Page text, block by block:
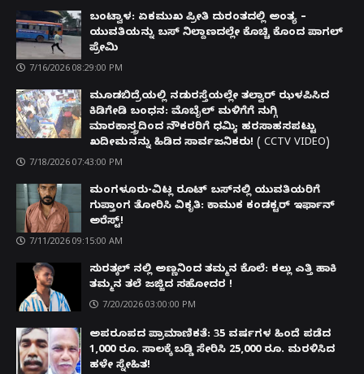
ಬಂಟ್ವಾಳ: ಏಕಮುಖ ಪ್ರೀತಿ ದುರಂತದಲ್ಲಿ ಅಂತ್ಯ –
ಯುವತಿಯನ್ನು ಬಸ್ ನಿಲ್ದಾಣದಲ್ಲೇ ಕೊಚ್ಚಿ ಕೊಂದ ಪಾಗಲ್
ಪ್ರೇಮಿ
7/16/2026 08:29:00 PM
ಮೂಡಬಿದ್ರೆಯಲ್ಲಿ ನಡುರಸ್ತೆಯಲ್ಲೇ ತಲ್ವಾರ್ ಝಳಪಿಸಿದ
ಕಿಡಿಗೇಡಿ ಬಂಧನ: ಮೊಬೈಲ್ ಮಳಿಗೆಗೆ ನುಗ್ಗಿ
ಮಾರಕಾಸ್ತ್ರದಿಂದ ನೌಕರರಿಗೆ ಧಮ್ಕಿ; ಹರಸಾಹಸಪಟ್ಟು
ಖದೀಮನನ್ನು ಹಿಡಿದ ಸಾರ್ವಜನಿಕರು! ( CCTV VIDEO)
7/18/2026 07:43:00 PM
ಮಂಗಳೂರು-ವಿಟ್ಲ ರೂಟ್ ಬಸ್‌ನಲ್ಲಿ ಯುವತಿಯರಿಗೆ
ಗುಪ್ತಾಂಗ ತೋರಿಸಿ ವಿಕೃತಿ: ಕಾಮುಕ ಕಂಡಕ್ಟರ್ ಇರ್ಫಾನ್
ಅರೆಸ್ಟ್!
7/11/2026 09:15:00 AM
ಸುರತ್ಕಲ್ ನಲ್ಲಿ ಅಣ್ಣನಿಂದ ತಮ್ಮನ ಕೊಲೆ: ಕಲ್ಲು ಎತ್ತಿ ಹಾಕಿ
ತಮ್ಮನ ತಲೆ ಜಜ್ಜಿದ ಸಹೋದರ !
7/20/2026 03:00:00 PM
ಅಪರೂಪದ ಪ್ರಾಮಾಣಿಕತೆ: 35 ವರ್ಷಗಳ ಹಿಂದೆ ಪಡೆದ
1,000 ರೂ. ಸಾಲಕ್ಕೆ ಬಡ್ಡಿ ಸೇರಿಸಿ 25,000 ರೂ. ಮರಳಿಸಿದ
ಹಳೇ ಸ್ನೇಹಿತ!